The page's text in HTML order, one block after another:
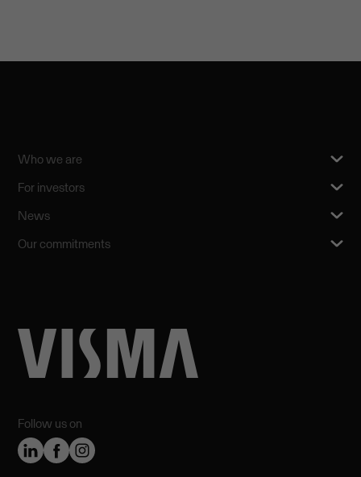
Follow us on
Who we are
For investors
News
Our commitments